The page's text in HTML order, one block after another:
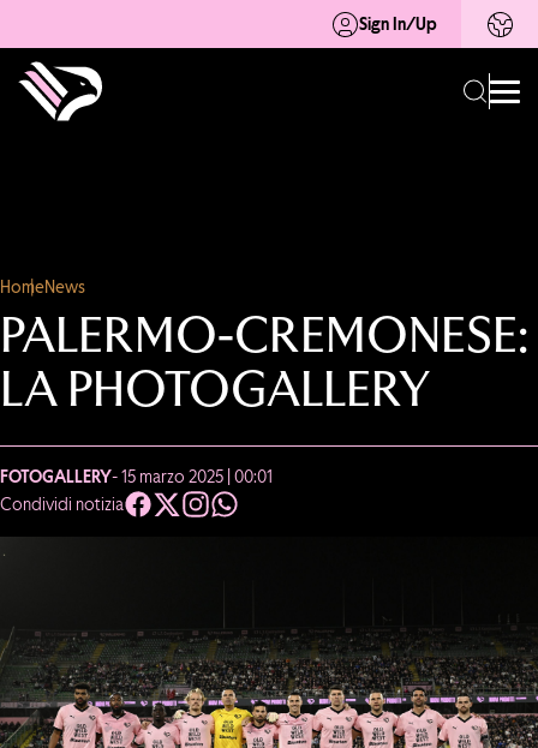
Sign In/Up
HomeNews
PALERMO-CREMONESE:
LA PHOTOGALLERY
FOTOGALLERY- 15 marzo 2025 | 00:01
Condividi notizia